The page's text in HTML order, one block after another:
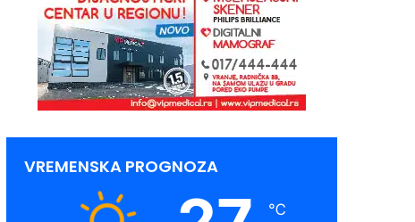
VREMENSKA PROGNOZA
℃